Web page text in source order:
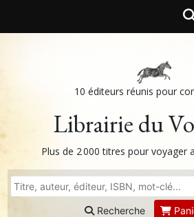
10 éditeurs réunis pour
Librairie du
Plus de 2 000 titres pour voyager
Recherche